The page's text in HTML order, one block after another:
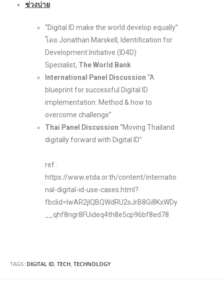
ช่วงบ่าย
“Digital ID make the world develop equally”
โดย Jonathan Marskell, Identification for
Development Initiative (ID4D)
Specialist, The World Bank
International Panel Discussion “A
blueprint for successful Digital ID
implementation: Method & how to
overcome challenge”
Thai Panel Discussion “Moving Thailand
digitally forward with Digital ID”
ref :
https://www.etda.or.th/content/internatio
nal-digital-id-use-cases.html?
fbclid=IwAR2jIQBQWdRU2sJrB8Gi8KxWDy
__qhf8ngr8FUideq4th8e5cp96bf8ed78
TAGS: DIGITAL ID, TECH, TECHNOLOGY